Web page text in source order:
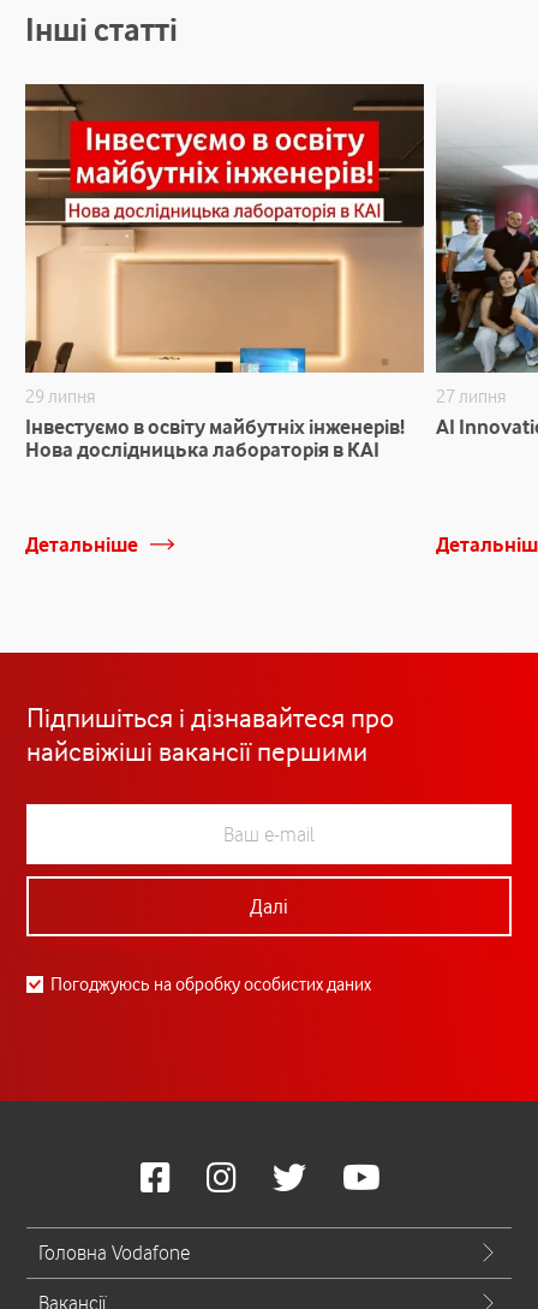
Інші статті
29 липня
Інвестуємо в освіту майбутніх інженерів!
Нова дослідницька лабораторія в КАІ
Детальніше
27 липня
AI
Підпишіться і дізнавайтеся про
найсвіжіші вакансії першими
Далі
Погоджуюсь на обробку особистих даних
Головна Vodafone
Вакансії